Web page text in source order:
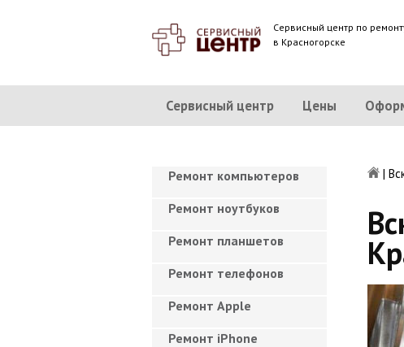
Сервисный центр по
в Красногорске
Сервисный центр Цены
|
Ремонт компьютеров
Ремонт ноутбуков
Ремонт планшетов
Ремонт телефонов
Ремонт Apple
Ремонт iPhone